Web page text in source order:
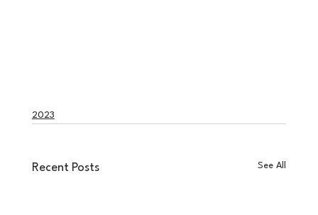
2023
Recent Posts See All